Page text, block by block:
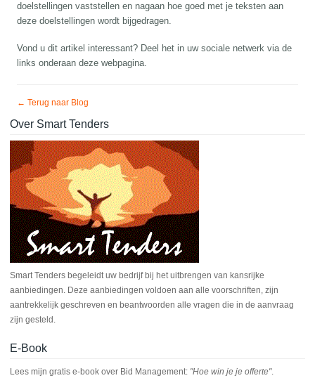
doelstellingen vaststellen en nagaan hoe goed met je teksten aan
deze doelstellingen wordt bijgedragen.
Vond u dit artikel interessant? Deel het in uw sociale netwerk via de
links onderaan deze webpagina.
← Terug naar Blog
Over Smart Tenders
Smart Tenders begeleidt uw bedrijf bij het uitbrengen van kansrijke
aanbiedingen. Deze aanbiedingen voldoen aan alle voorschriften, zijn
aantrekkelijk geschreven en beantwoorden alle vragen die in de aanvraag
zijn gesteld.
E-Book
Lees mijn gratis e-book over Bid Management: "Hoe win je je offerte".